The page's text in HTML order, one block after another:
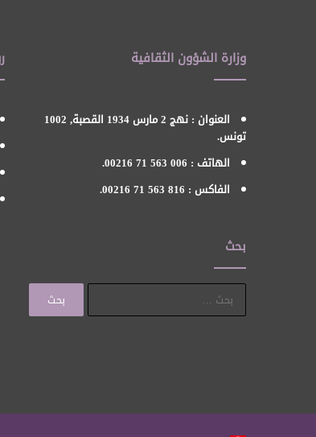
وزارة الشؤون الثقافية
العنوان : نهج 2 مارس 1934 القصبة, 1002
تونس.
الهاتف : 006 563 71 00216.
الفاكس : 816 563 71 00216.
بحث